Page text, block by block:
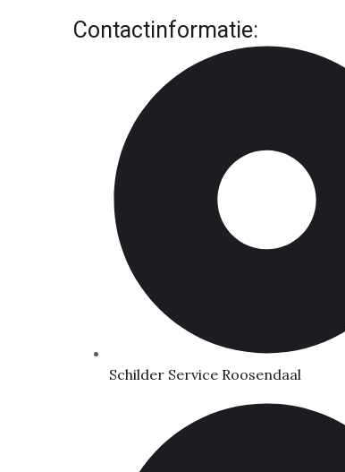
Contactinformatie:
Schilder Service Roosendaal